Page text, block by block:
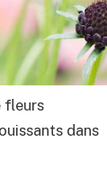
fleurs
dans